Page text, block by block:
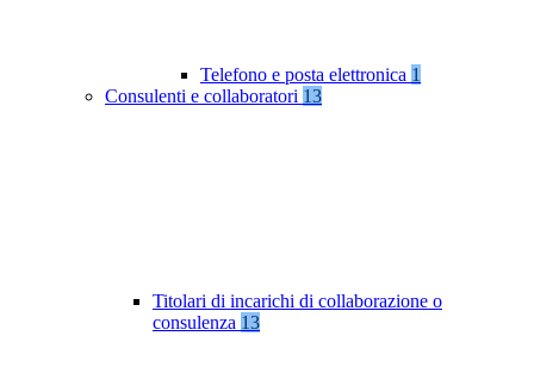
Telefono e posta elettronica 1
Consulenti e collaboratori 13
Titolari di incarichi di collaborazione o
consulenza 13